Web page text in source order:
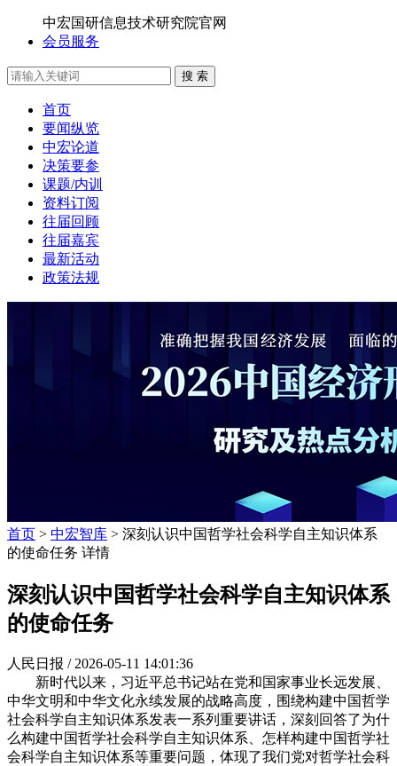
中宏国研信息技术研究院官网
会员服务
搜 索
首页
要闻纵览
中宏论道
决策要参
课题/内训
资料订阅
往届回顾
往届嘉宾
最新活动
政策法规
首页 > 中宏智库 > 深刻认识中国哲学社会科学自主知识体系
的使命任务 详情
深刻认识中国哲学社会科学自主知识体系
的使命任务
人民日报 / 2026-05-11 14:01:36
新时代以来，习近平总书记站在党和国家事业长远发展、
中华文明和中华文化永续发展的战略高度，围绕构建中国哲学
社会科学自主知识体系发表一系列重要讲话，深刻回答了为什
么构建中国哲学社会科学自主知识体系、怎样构建中国哲学社
会科学自主知识体系等重要问题，体现了我们党对哲学社会科